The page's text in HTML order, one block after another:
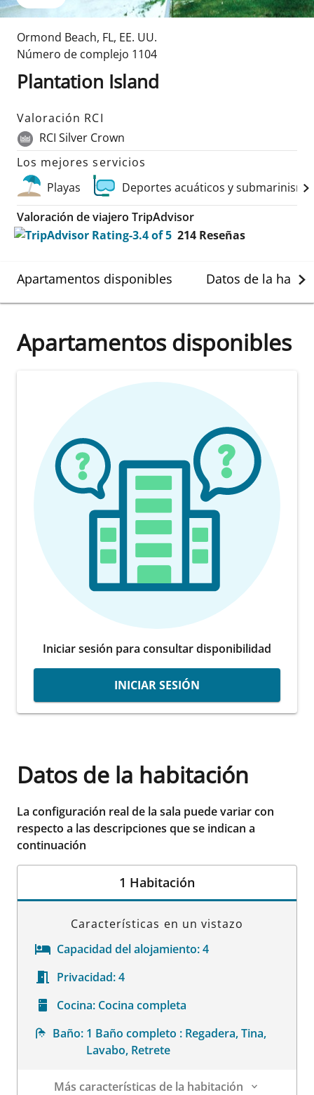
Ormond Beach, FL, EE. UU.
Número de complejo 1104
Plantation Island
Valoración RCI
RCI Silver Crown
Los mejores servicios
Playas
Deportes acuáticos y submarinismo
Valoración de viajero TripAdvisor
214 Reseñas
Apartamentos disponibles Datos de la
Apartamentos disponibles
Iniciar sesión para consultar disponibilidad
INICIAR SESIÓN
Datos de la habitación
La configuración real de la sala puede variar con
respecto a las descripciones que se indican a
continuación
1 Habitación
Características en un vistazo
Capacidad del alojamiento:4
Privacidad:4
Cocina: Cocina completa
Baño: 1 Baño completo : Regadera, Tina,
Lavabo, Retrete
Más características de la habitación